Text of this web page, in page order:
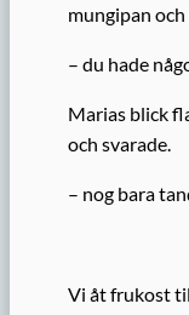
mungipan
– du hade
Marias blick
och svarade.
– nog bara
Vi åt frukost